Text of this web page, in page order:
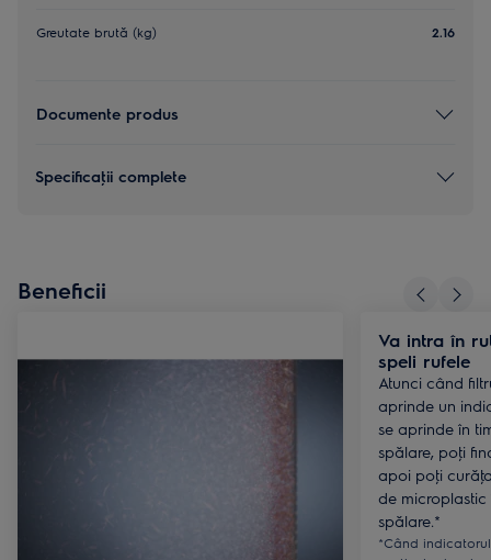
Greutate brută (kg) 2.16
Documente produs
Specificaţii complete
Beneficii
Va intra în
speli rufele
Atunci când
aprinde un
se aprinde în
spălare, poţi
apoi poţi
de
spălare.*
*Când